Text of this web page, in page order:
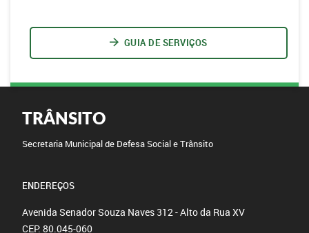
GUIA DE SERVIÇOS
TRÂNSITO
Secretaria Municipal de Defesa Social e Trânsito
ENDEREÇOS
Avenida Senador Souza Naves 312 - Alto da Rua XV
CEP: 80.045-060